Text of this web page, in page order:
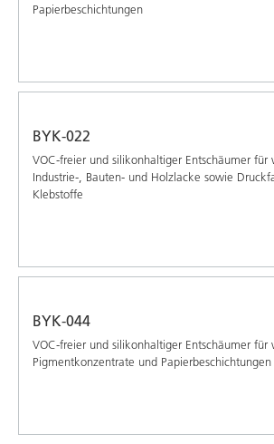
Papierbeschichtungen
BYK-022
VOC-freier und silikonhaltiger Entschäumer für
Industrie-, Bauten- und Holzlacke sowie
Klebstoffe
BYK-044
VOC-freier und silikonhaltiger Entschäumer für
Pigmentkonzentrate und Papierbeschichtungen